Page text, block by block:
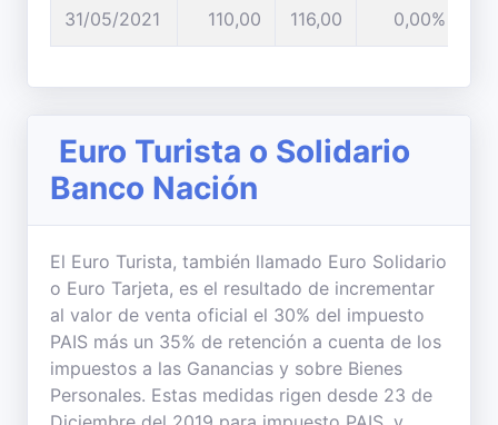
31/05/2021 110,00 116,00 0,00%
Euro Turista o Solidario
Banco Nación
El Euro Turista, también llamado Euro Solidario
o Euro Tarjeta, es el resultado de incrementar
al valor de venta oficial el 30% del impuesto
PAIS más un 35% de retención a cuenta de los
impuestos a las Ganancias y sobre Bienes
Personales. Estas medidas rigen desde 23 de